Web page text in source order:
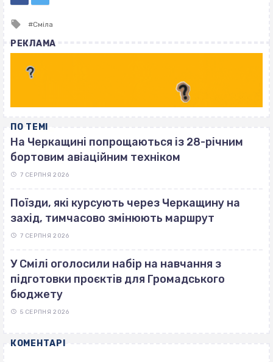
Tagged
Сміла
РЕКЛАМА
ПО ТЕМІ
На Черкащині попрощаються із 28-річним
бортовим авіаційним техніком
7 СЕРПНЯ 2026
Поїзди, які курсують через Черкащину на
захід, тимчасово змінюють маршрут
7 СЕРПНЯ 2026
У Смілі оголосили набір на навчання з
підготовки проєктів для Громадського
бюджету
5 СЕРПНЯ 2026
КОМЕНТАРІ